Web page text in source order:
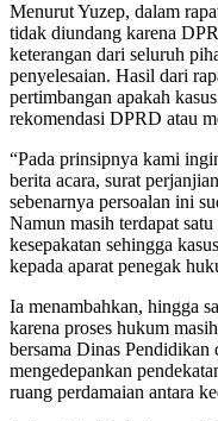
Menurut Yuzep, dalam
tidak diundang karena
keterangan dari seluruh
penyelesaian. Hasil dari
pertimbangan apakah
rekomendasi DPRD atau
“Pada prinsipnya kami
berita acara, surat
sebenarnya persoalan ini
Namun masih terdapat
kesepakatan sehingga
kepada aparat penegak
Ia menambahkan, hingga
karena proses hukum
bersama Dinas
mengedepankan
ruang perdamaian antara